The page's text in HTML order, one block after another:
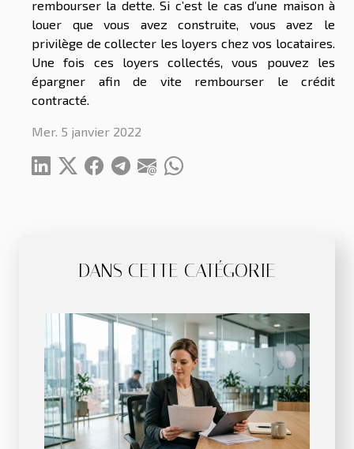
DANS CETTE CATÉGORIE
rembourser la dette. Si c’est le cas d’une maison à
louer que vous avez construite, vous avez le
privilège de collecter les loyers chez vos locataires.
Une fois ces loyers collectés, vous pouvez les
épargner afin de vite rembourser le crédit
contracté.
Mer. 5 janvier 2022